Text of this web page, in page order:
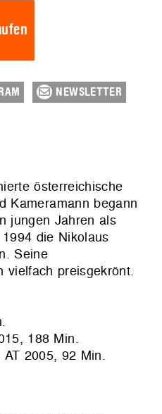
NEWSLETTER
österreichische
Kameramann begann
jungen Jahren als
die Nikolaus
Seine
vielfach preisgekrönt.
188 Min.
AT 2005, 92 Min.